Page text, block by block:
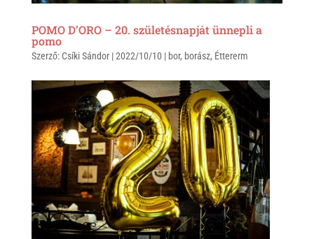
POMO D’ORO – 20. születésnapját ünnepli a
pomo
Szerző: Csíki Sándor|2022/10/10 | bor, borász, Éttererm